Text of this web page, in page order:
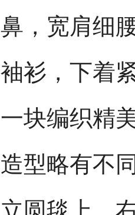
鼻，宽肩细
袖衫，下着
一块编织精
造型略有不